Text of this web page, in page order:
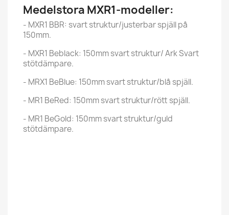
Medelstora MXR1-modeller:
- MXR1 BBR: svart struktur/justerbar spjäll på
150mm.
- MXR1 Beblack: 150mm svart struktur/ Ark Svart
stötdämpare.
- MRX1 BeBlue: 150mm svart struktur/blå spjäll.
- MR1 BeRed: 150mm svart struktur/rött spjäll.
- MR1 BeGold: 150mm svart struktur/guld
stötdämpare.